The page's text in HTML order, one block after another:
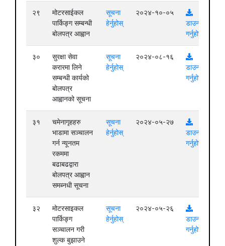
२९
मोटरसाईकल
पार्किङ्ग सम्बन्धी
बोलपत्र आह्वान
सूचना
हेर्नुहोस्
२०२४-१०-०५
डाउनलोड
गर्नुहोस्
३०
सुरक्षा सेवा
करारमा लिने
सम्बन्धी कार्यको
बोलपत्र
आह्वानको सूचना
सूचना
हेर्नुहोस्
२०२४-०८-१६
डाउनलोड
गर्नुहोस्
३१
चमेनागृहहरु
भाडामा सञ्चालन
गर्न न्यूनतम
रकममा
बढाबढद्वारा
बोलपत्र आह्वान
समब्नधी सूचना
सूचना
हेर्नुहोस्
२०२४-०५-२७
डाउनलोड
गर्नुहोस्
३२
मोटरसाइकल
पार्किङ्ग
सञ्चालन गरी
शुल्क बुझाउने
सूचना
हेर्नुहोस्
२०२४-०५-२६
डाउनलोड
गर्नुहोस्